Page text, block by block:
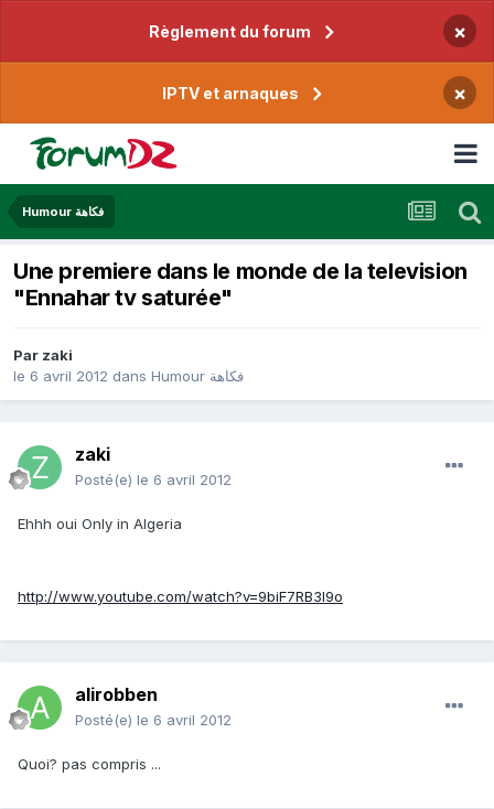
Règlement du forum ×
IPTV et arnaques ×
Humour فكاهة
Une premiere dans le monde de la television
"Ennahar tv saturée"
Par zaki
le 6 avril 2012 dans Humour فكاهة
zaki
Posté(e) le 6 avril 2012
Ehhh oui Only in Algeria
http://www.youtube.com/watch?v=9biF7RB3l9o
alirobben
Posté(e) le 6 avril 2012
Quoi? pas compris ...